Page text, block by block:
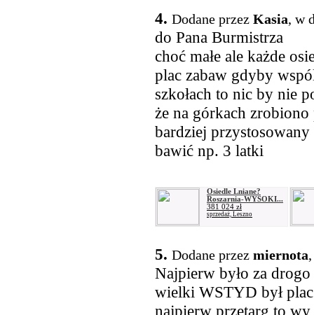
4. Dodane przez Kasia, w
do Pana Burmistrza
choć małe ale każde
plac zabaw gdyby
szkołach to nic by nie
że na górkach
bardziej przystosowany
bawić np. 3 latki
Osiedle Lniane?
Roszarnia-WYSOKI...
381 024 zł
sprzedaż, Leszno
5. Dodane przez miernota
Najpierw było za drogo
wielki WSTYD był
najpierw przetarg to